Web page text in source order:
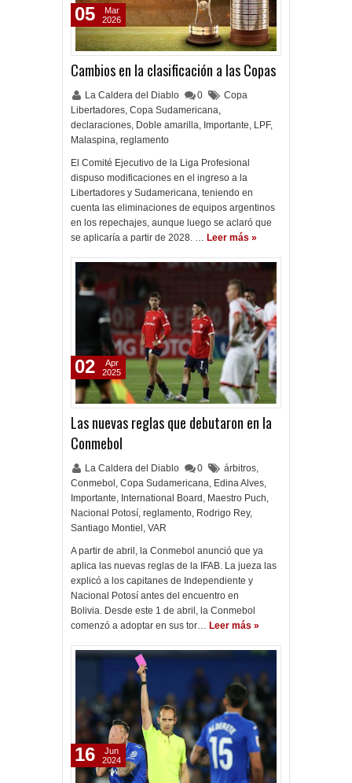
Cambios en la clasificación a las Copas
La Caldera del Diablo 0
Copa
Libertadores, Copa Sudamericana,
declaraciones, Doble amarilla, Importante, LPF,
Malaspina, reglamento
El Comité Ejecutivo de la Liga Profesional
dispuso modificaciones en el ingreso a la
Libertadores y Sudamericana, teniendo en
cuenta las eliminaciones de equipos argentinos
en los repechajes, aunque luego se aclaró que
se aplicaría a partir de 2028. … Leer más »
05
Mar
2026
Las nuevas reglas que debutaron en la
Conmebol
La Caldera del Diablo 0 árbitros,
Conmebol , Copa Sudamericana, Edina Alves,
Importante, International Board , Maestro Puch,
Nacional Potosí, reglamento, Rodrigo Rey,
Santiago Montiel , VAR
A partir de abril, la Conmebol anunció que ya
aplica las nuevas reglas de la IFAB. La jueza las
explicó a los capitanes de Independiente y
Nacional Potosí antes del encuentro en
Bolivia. Desde este 1 de abril, la Conmebol
comenzó a adoptar en sus tor… Leer más »
02
Apr
2025
16
Jun
2024